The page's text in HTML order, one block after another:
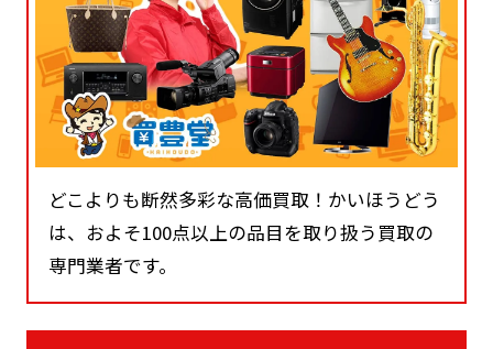
どこよりも断然多彩な高価買取！かいほうどう
は、およそ100点以上の品目を取り扱う買取の
専門業者です。